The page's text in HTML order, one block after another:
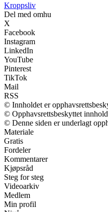
Kroppsliv
Del med omhu
X
Facebook
Instagram
LinkedIn
YouTube
Pinterest
TikTok
Mail
RSS
© Innholdet er
© Opphavsrettsbeskyttet
© Denne siden er underlagt
Materiale
Gratis
Fordeler
Kommentarer
Kjøpsråd
Steg for steg
Videoarkiv
Medlem
Min profil